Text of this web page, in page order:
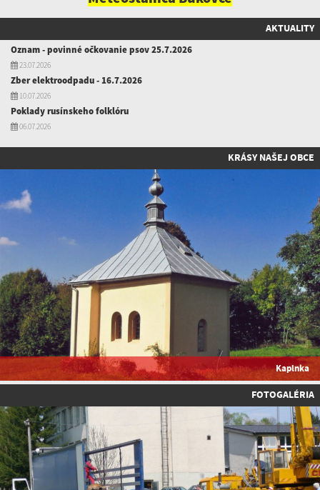
AKTUALITY
Oznam - povinné očkovanie psov 25.7.2026
23.07.2026
Zber elektroodpadu - 16.7.2026
10.07.2026
Poklady rusínskeho folklóru
06.07.2026
KRÁSY NAŠEJ OBCE
Kaplnka
FOTOGALÉRIA